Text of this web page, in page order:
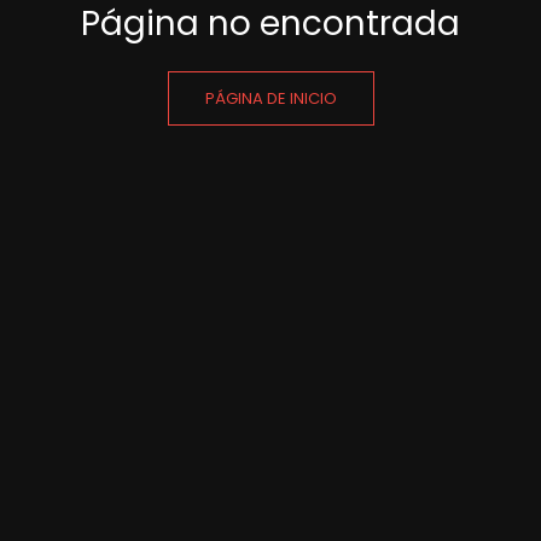
Página no encontrada
PÁGINA DE INICIO